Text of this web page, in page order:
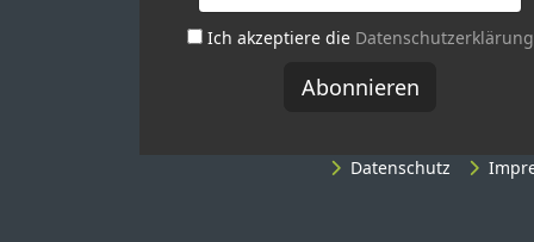
Ich akzeptiere die Datenschutzerklärung
Datenschutz